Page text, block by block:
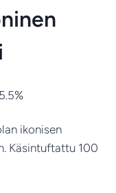
ikonisen
Käsintuftattu 100